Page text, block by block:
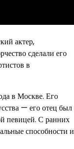
актер,
сделали его
в
в Москве. Его
— его отец был
певицей. С ранних
способности и